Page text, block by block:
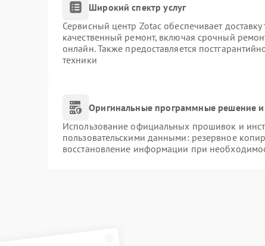
Широкий спектр услуг
Сервисный центр Zotac обеспечивает
качественный ремонт, включая срочный
онлайн. Также предоставляется
техники
Оригинальные программные решение
Использование официальных прошивок и
пользовательскими данными: резервное
восстановление информации при